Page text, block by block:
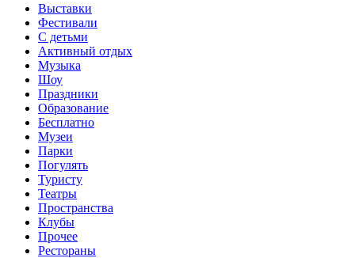
Выставки
Фестивали
С детьми
Активный отдых
Музыка
Шоу
Праздники
Образование
Бесплатно
Музеи
Парки
Погулять
Туристу
Театры
Пространства
Клубы
Прочее
Рестораны